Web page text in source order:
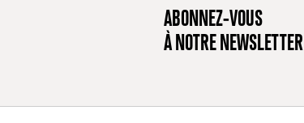
ABONNEZ-VOUS
À NOTRE NEWSLETTER